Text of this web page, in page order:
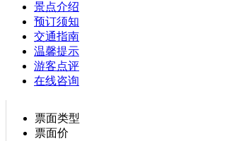
景点介绍
预订须知
交通指南
温馨提示
游客点评
在线咨询
票面类型
票面价